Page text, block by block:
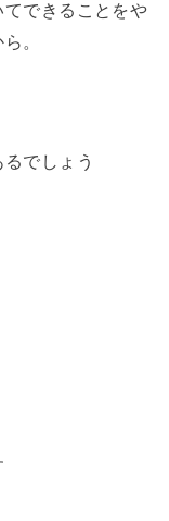
できることをや
。
でしょう